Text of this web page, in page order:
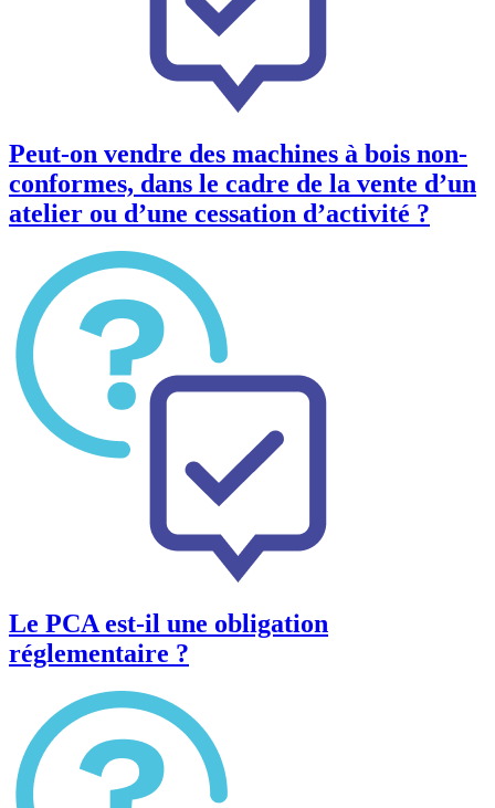
Peut-on vendre des machines à bois non-
conformes, dans le cadre de la vente d’un
atelier ou d’une cessation d’activité ?
Le PCA est-il une obligation
réglementaire ?